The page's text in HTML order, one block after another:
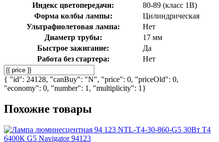
Индекс цветопередачи:
80-89 (класс 1В)
Форма колбы лампы:
Цилиндрическая
Ультрафиолетовая лампа:
Нет
Диаметр трубы:
17 мм
Быстрое зажигание:
Да
Работа без стартера:
Нет
{ "id": 24128, "canBuy": "N", "price": 0, "priceOld": 0,
"economy": 0, "number": 1, "multiplicity": 1}
Похожие товары